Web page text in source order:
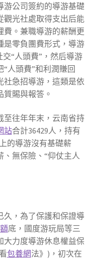
游公司簽約的導游基礎
觀光社處取得支出后能
費。兼職導游的薪酬更
是零負團費形式，導游
“人頭費”，然后導游
人頭費”和利潤賺回
社急招導游，這類是依
賜與報答。
至往年年末，云南省持
站合計36429人，持有
的導游沒有基礎薪
無保險、“仰仗主人
久，為了保護和保證導
底，國度游玩局等三
大力度導游休息權益保
包養網法》)，初次在